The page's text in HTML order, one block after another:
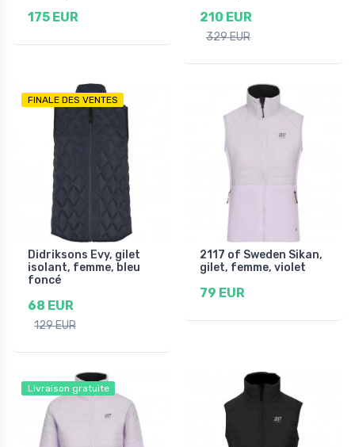
175 EUR 210 EUR
329 EUR
FINALE DES VENTES
Didriksons Evy, gilet
isolant, femme, bleu
foncé
68 EUR
129 EUR
2117 of Sweden Sikan,
gilet, femme, violet
79 EUR
Livraison gratuite